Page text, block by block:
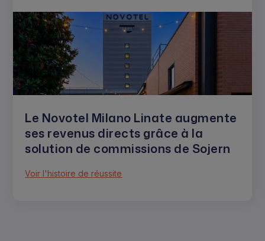
Le Novotel Milano Linate augmente
ses revenus directs grâce à la
solution de commissions de Sojern
Voir l'histoire de réussite